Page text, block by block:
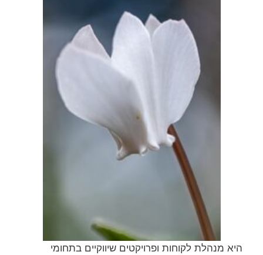
היא מנהלת לקוחות ופרויקטים שיווקיים בתחומי